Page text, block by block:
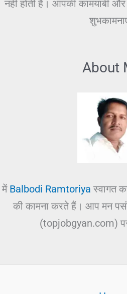
नहीं होती है। आपकी कामयाबी और
About
में Balbodi Ramtoriya स्वागत
की कामना करते हैं। आप मन
(topjobgyan.com) पर